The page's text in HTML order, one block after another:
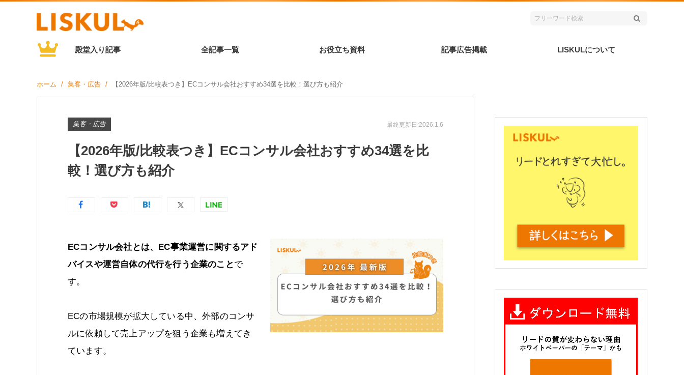
殿堂入り記事 全記事一覧 お役立ち資料 記事広告掲載 LISKULについて
ホーム 集客・広告 【2026年版/比較表つき】ECコンサル会社おすすめ34選を比較！選び方も紹介
集客・広告 最終更新日:2026.1.6
【2026年版/比較表つき】ECコンサル会社おすすめ34選を比
較！選び方も紹介
ECコンサル会社とは、EC事業運営に関するアド
バイスや運営自体の代行を行う企業のことで
す。
ECの市場規模が拡大している中、外部のコンサ
ルに依頼して売上アップを狙う企業も増えてき
ています。